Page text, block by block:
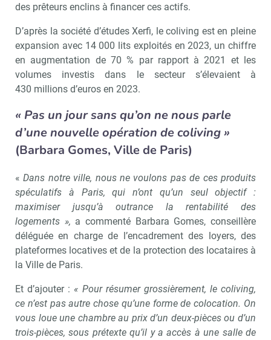
des prêteurs enclins à financer ces actifs.
D’après la société d’études Xerfi, le coliving est en pleine
expansion avec 14 000 lits exploités en 2023, un chiffre
en augmentation de 70 % par rapport à 2021 et les
volumes investis dans le secteur s’élevaient à
430 millions d’euros en 2023.
« Pas un jour sans qu’on ne nous parle
d’une nouvelle opération de coliving »
(Barbara Gomes, Ville de Paris)
«Dans notre ville, nous ne voulons pas de ces produits
spéculatifs à Paris, qui n’ont qu’un seul objectif :
maximiser jusqu’à outrance la rentabilité des
logements », a commenté Barbara Gomes, conseillère
déléguée en charge de l’encadrement des loyers, des
plateformes locatives et de la protection des locataires à
la Ville de Paris.
Et d’ajouter : « Pour résumer grossièrement, le coliving,
ce n’est pas autre chose qu’une forme de colocation. On
vous loue une chambre au prix d’un deux-pièces ou d’un
trois-pièces, sous prétexte qu’il y a accès à une salle de